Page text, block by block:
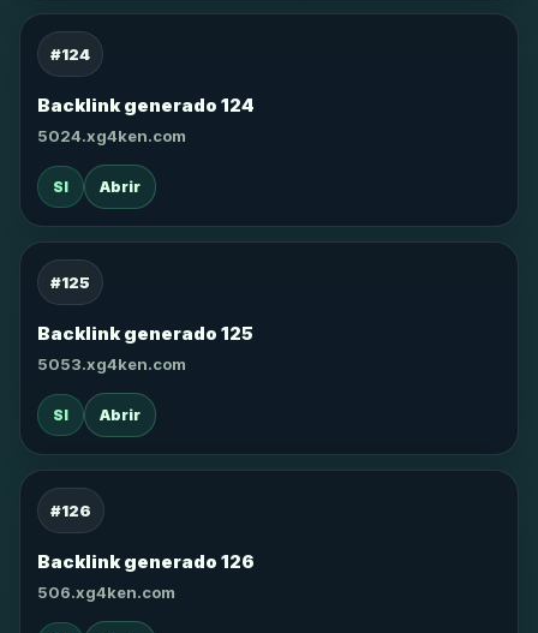
#124
Backlink generado 124
5024.xg4ken.com
SI Abrir
#125
Backlink generado 125
5053.xg4ken.com
SI Abrir
#126
Backlink generado 126
506.xg4ken.com